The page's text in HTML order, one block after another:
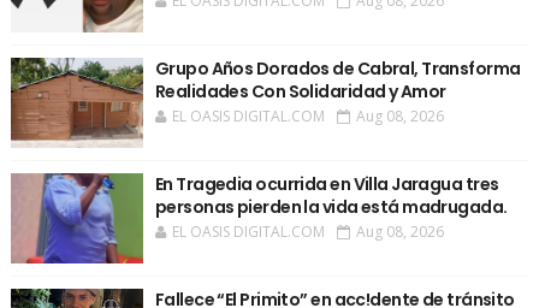
Grupo Años Dorados de Cabral, Transforma
Realidades Con Solidaridad y Amor
EL OASIS DIGITAL.COM Aug 08, 2026
En Tragedia ocurrida en Villa Jaragua tres
personas pierden la vida está madrugada.
EL OASIS DIGITAL.COM Aug 08, 2026
Fallece “El Primito” en acc!dente de tránsito